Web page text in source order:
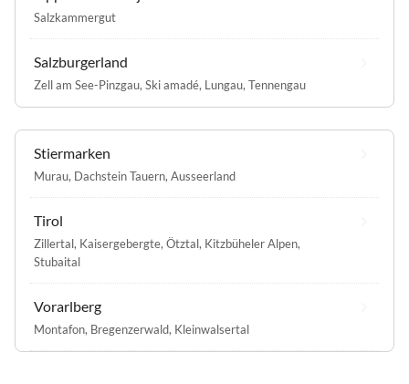
Salzkammergut
Salzburgerland
Zell am See-Pinzgau, Ski amadé, Lungau, Tennengau
Stiermarken
Murau, Dachstein Tauern, Ausseerland
Tirol
Zillertal, Kaisergebergte, Ötztal, Kitzbüheler Alpen,
Stubaital
Vorarlberg
Montafon, Bregenzerwald, Kleinwalsertal